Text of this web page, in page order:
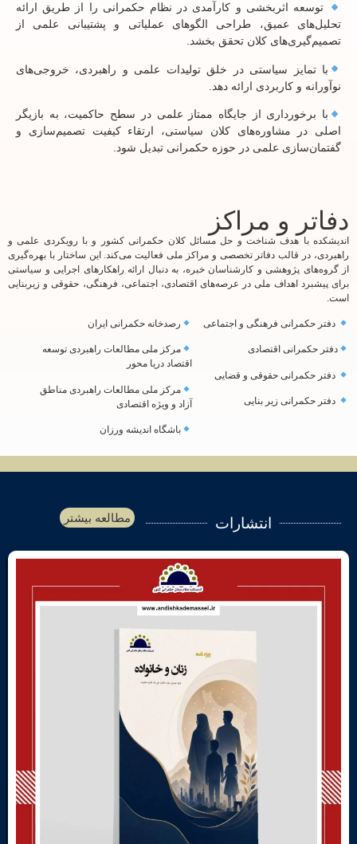
و کارآمدی در نظام حکمرانی را از طریق ارائه
عمیق، طراحی الگوهای عملیاتی و پشتیبانی علمی از
کلان تحقق بخشد.
سیاستی در خلق تولیدات علمی و راهبردی، خروجی‌های
کاربردی ارائه دهد.
از جایگاه ممتاز علمی در سطح حاکمیت، به بازیگر
کلان سیاستی، ارتقاء کیفیت تصمیم‌سازی و
علمی در حوزه حکمرانی تبدیل شود.
و مراکز
هدف شناخت و حل مسائل کلان حکمرانی کشور و با رویکردی علمی و
دفاتر تخصصی و مراکز ملی فعالیت می‌کند. این ساختار با بهره‌گیری
و کارشناسان خبره، به دنبال ارائه راهکارهای اجرایی و سیاستی
ملی در عرصه‌های اقتصادی، اجتماعی، فرهنگی، حقوقی و زیربنایی
فرهنگی و اجتماعی
اقتصادی
حقوقی و قضایی
زیر بنایی
رصدخانه حکمرانی ایران
مرکز ملی مطالعات راهبردی توسعه
اقتصاد دریا محور
مرکز ملی مطالعات راهبردی مناطق
آزاد و ویژه اقتصادی
باشگاه اندیشه ورزان
انتشارات مطالعه بیشتر